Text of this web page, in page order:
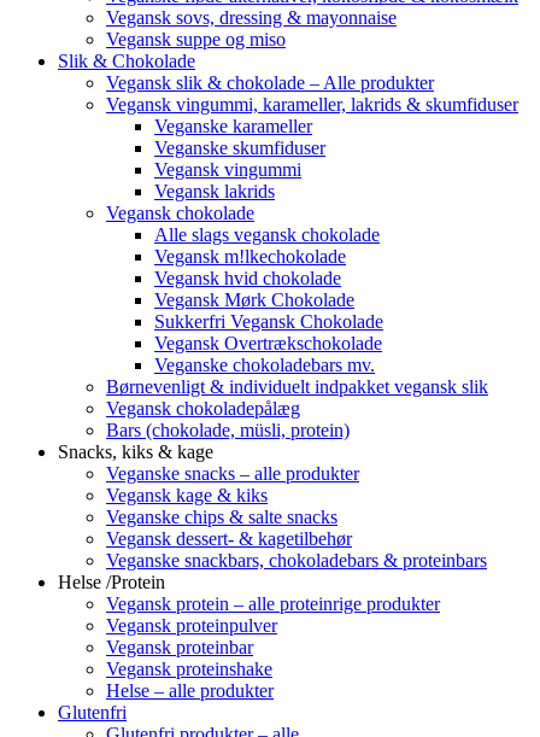
Vegansk sovs, dressing & mayonnaise
Vegansk suppe og miso
Slik & Chokolade
Vegansk slik & chokolade – Alle produkter
Vegansk vingummi, karameller, lakrids & skumfiduser
Veganske karameller
Veganske skumfiduser
Vegansk vingummi
Vegansk lakrids
Vegansk chokolade
Alle slags vegansk chokolade
Vegansk m!lkechokolade
Vegansk hvid chokolade
Vegansk Mørk Chokolade
Sukkerfri Vegansk Chokolade
Vegansk Overtrækschokolade
Veganske chokoladebars mv.
Børnevenligt & individuelt indpakket vegansk slik
Vegansk chokoladepålæg
Bars (chokolade, müsli, protein)
Snacks, kiks & kage
Veganske snacks – alle produkter
Vegansk kage & kiks
Veganske chips & salte snacks
Vegansk dessert- & kagetilbehør
Veganske snackbars, chokoladebars & proteinbars
Helse /Protein
Vegansk protein – alle proteinrige produkter
Vegansk proteinpulver
Vegansk proteinbar
Vegansk proteinshake
Helse – alle produkter
Glutenfri